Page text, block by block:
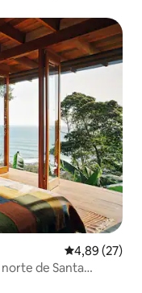
4,89 de uma
4,89 (27)
de Santa